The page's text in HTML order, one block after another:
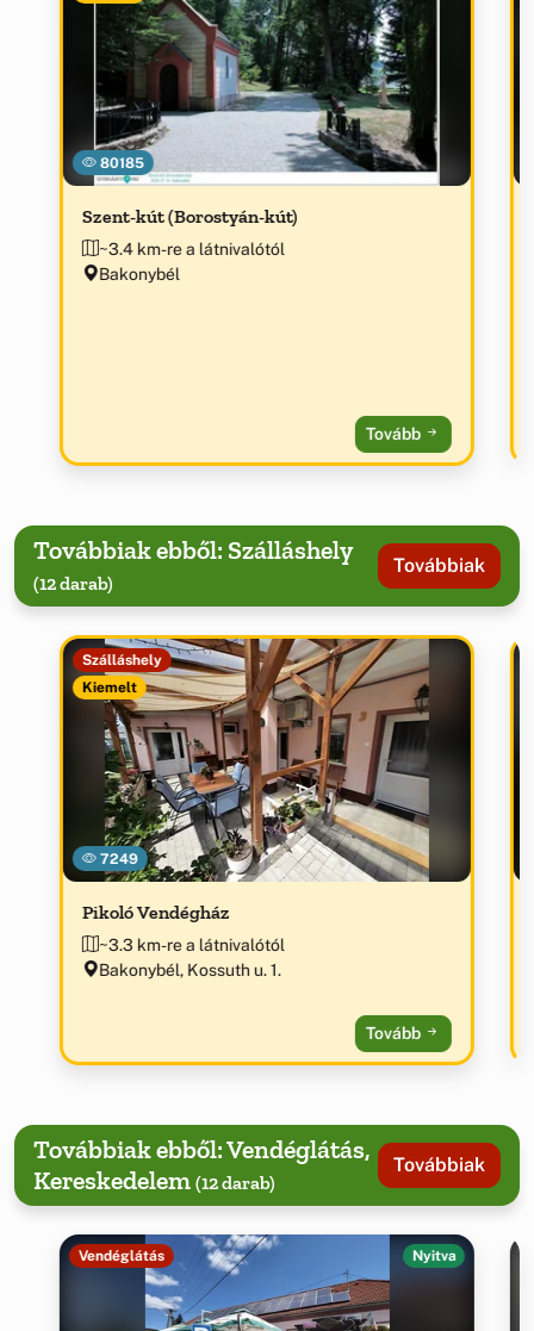
80185
Szent-kút (Borostyán-kút)
~3.4 km-re a látnivalótól
Bakonybél
Tovább
Továbbiak ebből: Szálláshely
(12 darab)
Továbbiak
7249
Szálláshely
Kiemelt
Pikoló Vendégház
~3.3 km-re a látnivalótól
Bakonybél, Kossuth u. 1.
Tovább
Továbbiak ebből: Vendéglátás,
Kereskedelem (12 darab)
Továbbiak
Vendéglátás Nyitva